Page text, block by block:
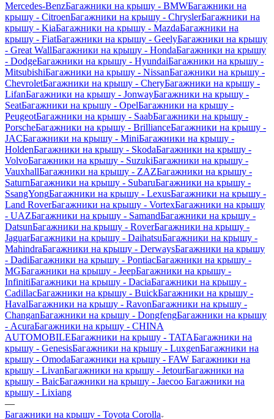
Mercedes-BenzБагажники на крышу - BMWБагажники на
крышу - CitroenБагажники на крышу - ChryslerБагажники на
крышу - KiaБагажники на крышу - MazdaБагажники на
крышу - FiatБагажники на крышу - GeelyБагажники на крышу
- Great WallБагажники на крышу - HondaБагажники на крышу
- DodgeБагажники на крышу - HyundaiБагажники на крышу -
MitsubishiБагажники на крышу - NissanБагажники на крышу -
ChevroletБагажники на крышу - CheryБагажники на крышу -
LifanБагажники на крышу - JonwayБагажники на крышу -
SeatБагажники на крышу - OpelБагажники на крышу -
PeugeotБагажники на крышу - SaabБагажники на крышу -
PorscheБагажники на крышу - BrillianceБагажники на крышу -
JACБагажники на крышу - MiniБагажники на крышу -
HoldenБагажники на крышу - SkodaБагажники на крышу -
VolvoБагажники на крышу - SuzukiБагажники на крышу -
VauxhallБагажники на крышу - ZAZБагажники на крышу -
SaturnБагажники на крышу - SubaruБагажники на крышу -
SsangYongБагажники на крышу - LexusБагажники на крышу -
Land RoverБагажники на крышу - VortexБагажники на крышу
- UAZБагажники на крышу - SamandБагажники на крышу -
DatsunБагажники на крышу - RoverБагажники на крышу -
JaguarБагажники на крышу - DaihatsuБагажники на крышу -
MahindraБагажники на крышу - DerwaysБагажники на крышу
- DadiБагажники на крышу - PontiacБагажники на крышу -
MGБагажники на крышу - JeepБагажники на крышу -
InfinitiБагажники на крышу - DaciaБагажники на крышу -
CadillacБагажники на крышу - BuickБагажники на крышу -
HavalБагажники на крышу - RavonБагажники на крышу -
ChanganБагажники на крышу - DongfengБагажники на крышу
- AcuraБагажники на крышу - CHINA
AUTOMOBILEБагажники на крышу - TATAБагажники на
крышу - GenesisБагажники на крышу - LuxgenБагажники на
крышу - OmodaБагажники на крышу - FAW Багажники на
крышу - LivanБагажники на крышу - JetourБагажники на
крышу - BaicБагажники на крышу - Jaecoo Багажники на
крышу - Lixiang
—
Багажники на крышу - Toyota Corolla